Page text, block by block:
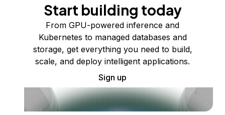
Start building today
From GPU-powered inference and
Kubernetes to managed databases and
storage, get everything you need to build,
scale, and deploy intelligent applications.
Sign up